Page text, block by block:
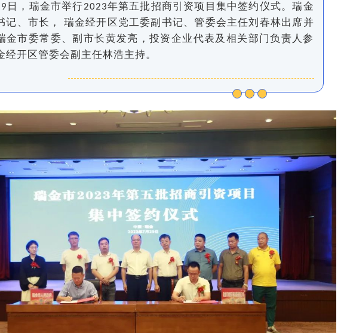
日，瑞金市举行2023年第五批招商引资项目集中签约仪式。瑞金
记、市长， 瑞金经开区党工委副书记、管委会主任刘春林出席并
金市委常委、副市长黄发亮，投资企业代表及相关部门负责人参
经开区管委会副主任林浩主持。